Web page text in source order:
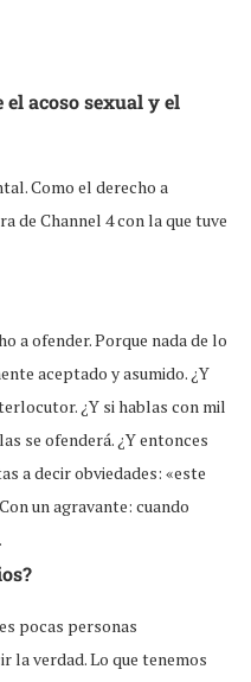
el acoso sexual y el
Como el derecho a
de Channel 4 con la que tuve
a ofender. Porque nada de lo
aceptado y asumido. ¿Y
¿Y si hablas con mil
se ofenderá. ¿Y entonces
a decir obviedades: «este
un agravante: cuando
pocas personas
la verdad. Lo que tenemos